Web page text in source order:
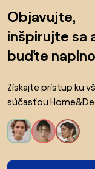
Objavujte,
inšpirujte sa
buďte naplno
Získajte prístup ku
súčasťou